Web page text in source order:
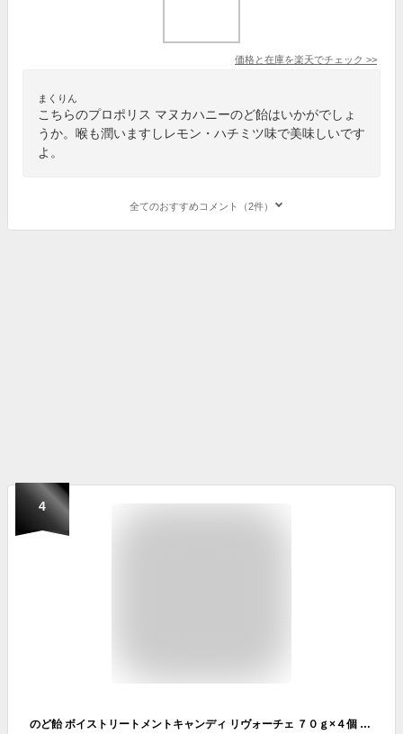
価格と在庫を楽天でチェック >>
まくりん
こちらのプロポリス マヌカハニーのど飴はいかがでしょ
うか。喉も潤いますしレモン・ハチミツ味で美味しいです
よ。
全てのおすすめコメント（2件）
4
のど飴 ボイストリートメントキャンディ リヴォーチェ ７０ｇ×４個 MYBM ボイスケア アナウンサー シンガー プロ愛用ののどあめ ギフト